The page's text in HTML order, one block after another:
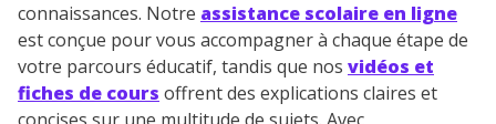
connaissances. Notre assistance scolaire en ligne
est conçue pour vous accompagner à chaque étape de
votre parcours éducatif, tandis que nos vidéos et
fiches de cours offrent des explications claires et